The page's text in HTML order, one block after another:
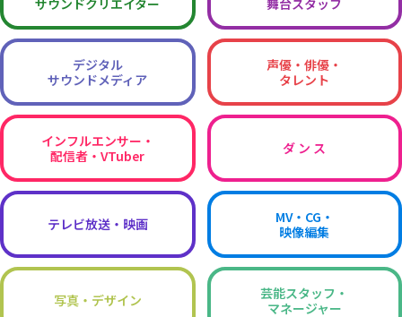
デジタル
サウンドメディア
声優・俳優・
タレント
インフルエンサー・
配信者・VTuber
ダ ン ス
テレビ放送・映画
MV・CG・
映像編集
写真・デザイン
芸能スタッフ・
マネージャー